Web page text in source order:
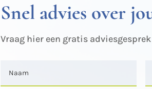
Snel advies over
Vraag hier een gratis adviesgesprek